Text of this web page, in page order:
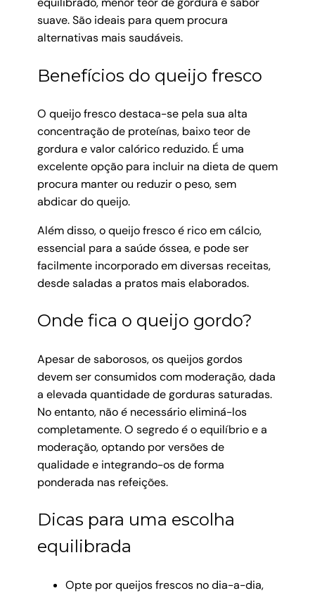
suave. São ideais para quem procura
alternativas mais saudáveis.
Benefícios do queijo fresco
O queijo fresco destaca-se pela sua alta
concentração de proteínas, baixo teor de
gordura e valor calórico reduzido. É uma
excelente opção para incluir na dieta de quem
procura manter ou reduzir o peso, sem
abdicar do queijo.
Além disso, o queijo fresco é rico em cálcio,
essencial para a saúde óssea, e pode ser
facilmente incorporado em diversas receitas,
desde saladas a pratos mais elaborados.
Onde fica o queijo gordo?
Apesar de saborosos, os queijos gordos
devem ser consumidos com moderação, dada
a elevada quantidade de gorduras saturadas.
No entanto, não é necessário eliminá-los
completamente. O segredo é o equilíbrio e a
moderação, optando por versões de
qualidade e integrando-os de forma
ponderada nas refeições.
Dicas para uma escolha
equilibrada
Opte por queijos frescos no dia-a-dia,